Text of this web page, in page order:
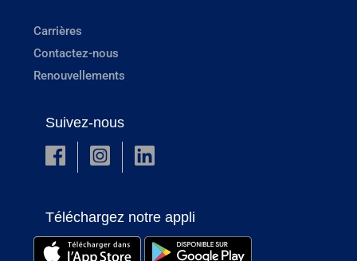
Carrières
Contactez-nous
Renouvellements
Suivez-nous
Téléchargez notre appli